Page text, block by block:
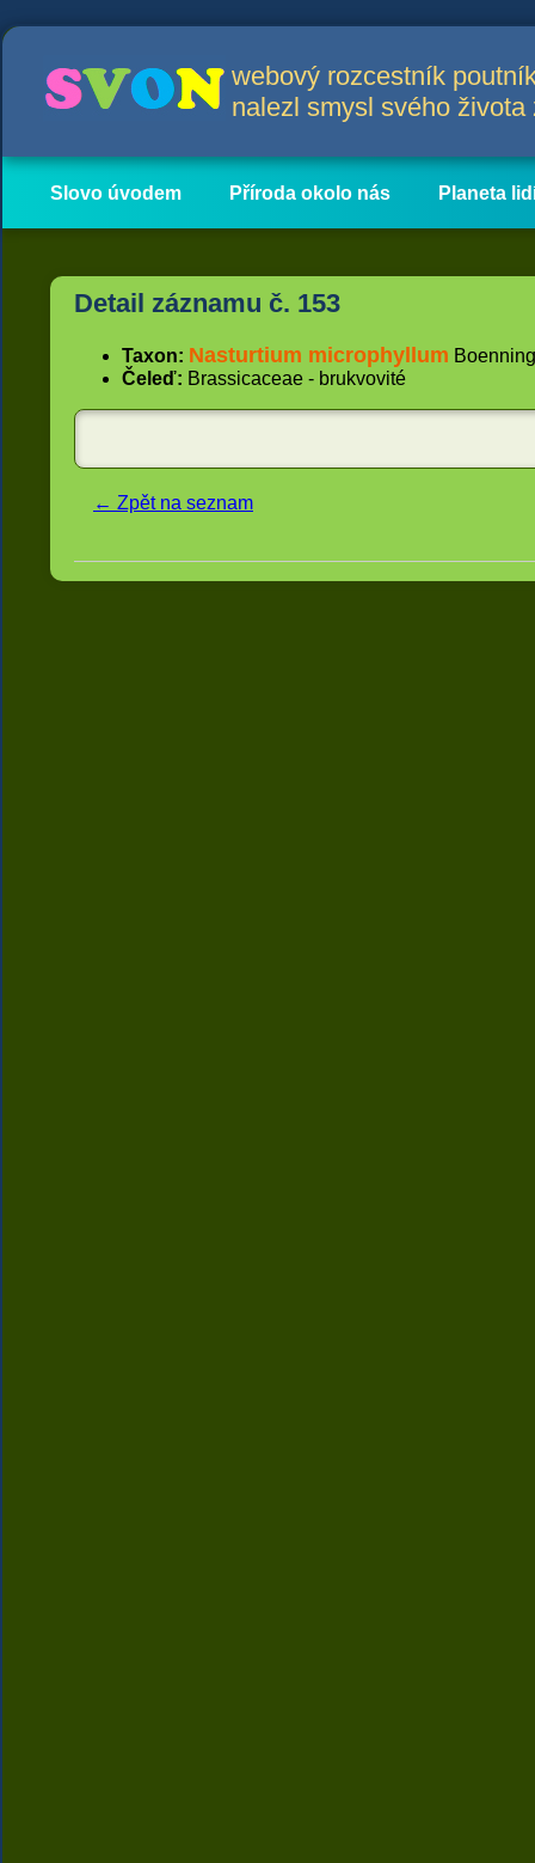
webový rozcestník
nalezl smysl svého
Slovo úvodem Příroda okolo nás Planeta
Hlavní obsah
Články
Detail záznamu č. 153
Taxon: Nasturtium microphyllum
Čeleď: Brassicaceae - brukvovité
← Zpět na seznam